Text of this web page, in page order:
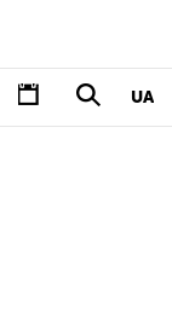
UA